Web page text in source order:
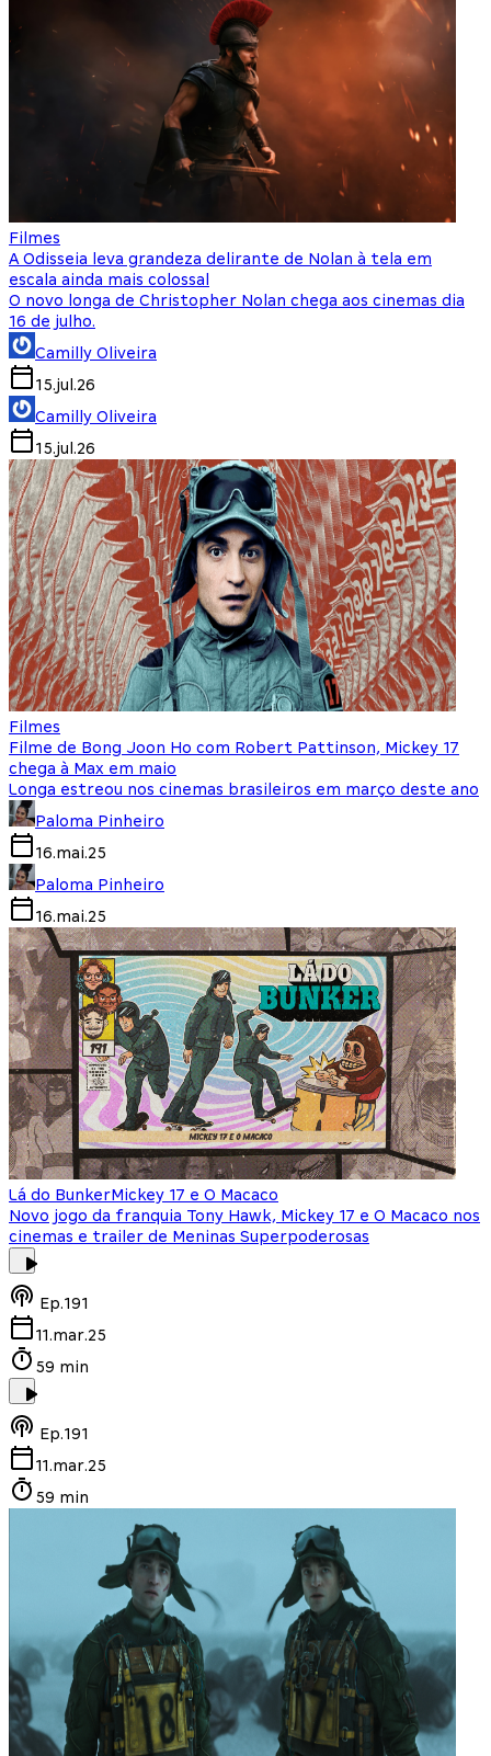
Filmes
A Odisseia leva grandeza delirante de Nolan à tela em
escala ainda mais colossal
O novo longa de Christopher Nolan chega aos cinemas dia
16 de julho.
Camilly Oliveira
15.jul.26
Camilly Oliveira
15.jul.26
Filmes
Filme de Bong Joon Ho com Robert Pattinson, Mickey 17
chega à Max em maio
Longa estreou nos cinemas brasileiros em março deste ano
Paloma Pinheiro
16.mai.25
Paloma Pinheiro
16.mai.25
Lá do BunkerMickey 17 e O Macaco
Novo jogo da franquia Tony Hawk, Mickey 17 e O Macaco nos
cinemas e trailer de Meninas Superpoderosas
Ep.191
11.mar.25
59 min
Ep.191
11.mar.25
59 min